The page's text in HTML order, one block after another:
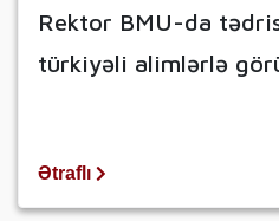
Rektor BMU-da
türkiyəli alimlərlə
Ətraflı